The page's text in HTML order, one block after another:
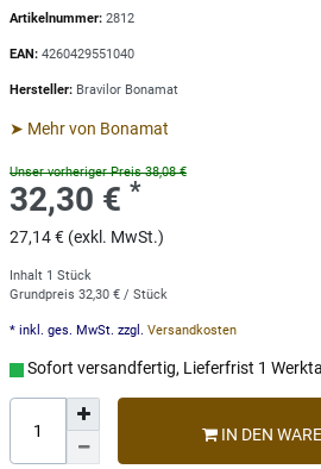
Artikelnummer: 2812
EAN: 4260429551040
Hersteller: Bravilor Bonamat
➤ Mehr von Bonamat
Unser vorheriger Preis 38,08 €
32,30 € *
27,14 € (exkl. MwSt.)
Inhalt 1 Stück
Grundpreis 32,30 € / Stück
* inkl. ges. MwSt. zzgl. Versandkosten
Sofort versandfertig, Lieferfrist 1
IN DEN